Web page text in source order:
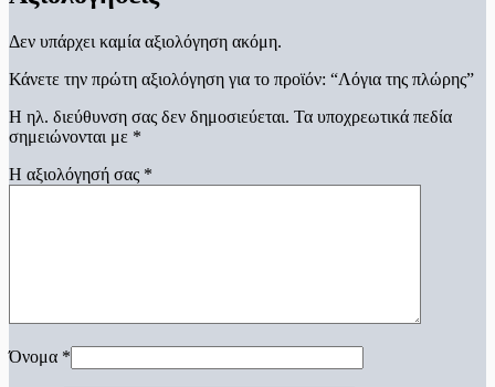
Δεν υπάρχει καμία αξιολόγηση ακόμη.
Κάνετε την πρώτη αξιολόγηση για το προϊόν: “Λόγια της πλώρης”
Η ηλ. διεύθυνση σας δεν δημοσιεύεται. Τα υποχρεωτικά πεδία
σημειώνονται με *
Η αξιολόγησή σας *
Όνομα *